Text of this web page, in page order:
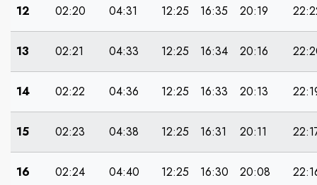
12 02:20 04:31 12:25 16:35 20:19
13 02:21 04:33 12:25 16:34 20:16
14 02:22 04:36 12:25 16:33 20:13
15 02:23 04:38 12:25 16:31 20:11
16 02:24 04:40 12:25 16:30 20:08